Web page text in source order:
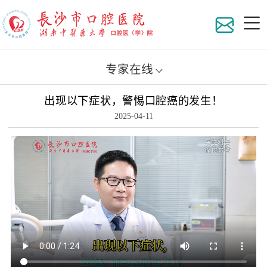
组织
地理
在职
科室
员工
专家
专家在线
出现以下症状，警惕口腔癌的发生！
2025-04-11